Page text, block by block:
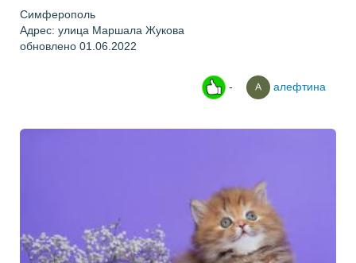
Симферополь
Адрес: улица Маршала Жукова
обновлено 01.06.2022
- алефтина